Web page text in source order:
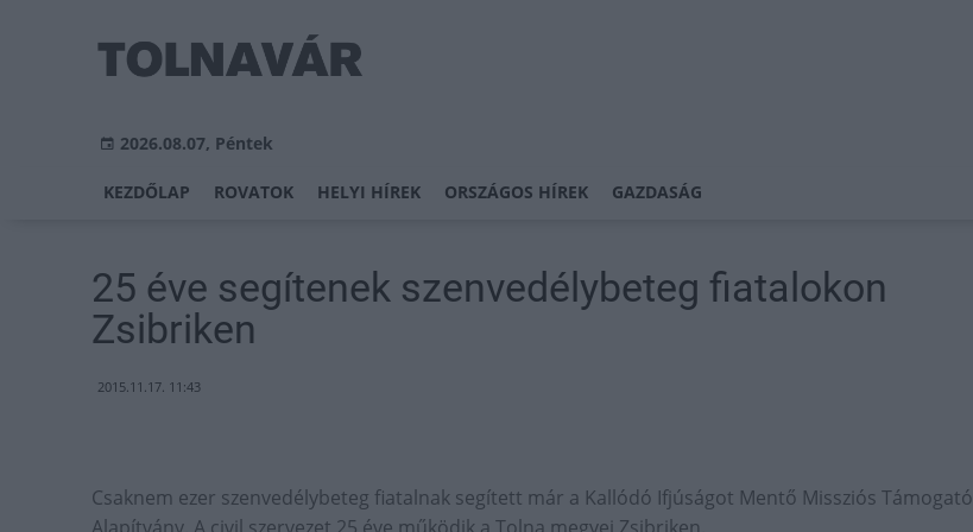
2026.08.07, Péntek
KEZDŐLAP ROVATOK HELYI HÍREK ORSZÁGOS HÍREK GAZDASÁG
25 éve segítenek szenvedélybeteg fiatalokon
Zsibriken
2015.11.17. 11:43
Csaknem ezer szenvedélybeteg fiatalnak segített már a Kallódó Ifjúságot Mentő Missziós Támogató